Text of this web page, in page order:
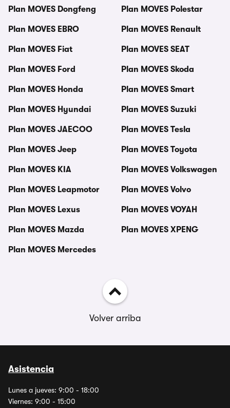
Plan MOVES Dongfeng
Plan MOVES EBRO
Plan MOVES Fiat
Plan MOVES Ford
Plan MOVES Honda
Plan MOVES Hyundai
Plan MOVES JAECOO
Plan MOVES Jeep
Plan MOVES KIA
Plan MOVES Leapmotor
Plan MOVES Lexus
Plan MOVES Mazda
Plan MOVES Mercedes
Plan MOVES Polestar
Plan MOVES Renault
Plan MOVES SEAT
Plan MOVES Skoda
Plan MOVES Smart
Plan MOVES Suzuki
Plan MOVES Tesla
Plan MOVES Toyota
Plan MOVES Volkswagen
Plan MOVES Volvo
Plan MOVES VOYAH
Plan MOVES XPENG
Volver arriba
Asistencia
Lunes a jueves: 9:00 - 18:00
Viernes: 9:00 - 15:00